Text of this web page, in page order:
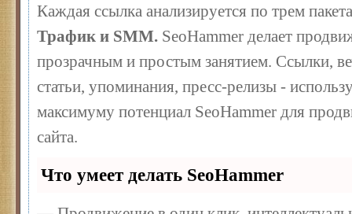
Каждая ссылка анализируется по трем
Трафик и SMM. SeoHammer делает
прозрачным и простым занятием. Ссылки,
статьи, упоминания, пресс-релизы -
максимуму потенциал SeoHammer для
сайта.
Что умеет делать SeoHammer